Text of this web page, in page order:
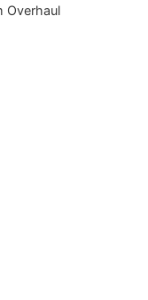
Overhaul